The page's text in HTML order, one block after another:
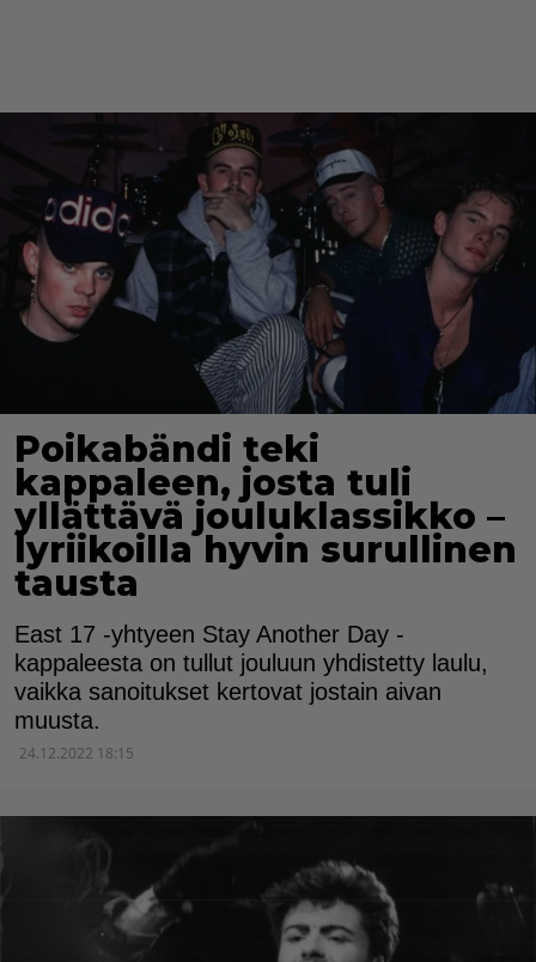
Poikabändi teki
kappaleen, josta tuli
yllättävä jouluklassikko –
lyriikoilla hyvin surullinen
tausta
East 17 -yhtyeen Stay Another Day -
kappaleesta on tullut jouluun yhdistetty laulu,
vaikka sanoitukset kertovat jostain aivan
muusta.
24.12.2022 18:15